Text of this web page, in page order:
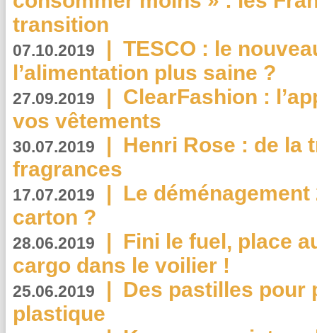
transition
07.10.2019 | TESCO : le
l’alimentation plus saine ?
27.09.2019 | ClearFashion :
vos vêtements
30.07.2019 | Henri Rose : de la
fragrances
17.07.2019 | Le
carton ?
28.06.2019 | Fini le fuel, place
cargo dans le voilier !
25.06.2019 | Des pastilles pour
plastique